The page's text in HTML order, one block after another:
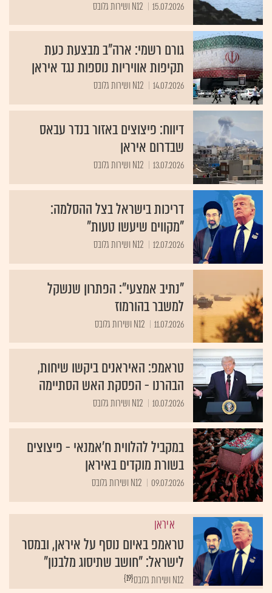
15.07.2026 N12 ושירות גלובס
גורם רשמי: ארה"ב מבצעת כעת
תקיפות אוויריות נוספות נגד איראן
14.07.2026 N12 ושירות גלובס
דיווח: פיצוצים באזור בנדר עבאס
שבדרום איראן
13.07.2026 N12 ושירות גלובס
דריכות בישראל בצל ההסלמה:
"מקווים שיעשו טעות"
12.07.2026 N12 ושירות גלובס
"נתיב אמצעי": הפתרון שנשקל
למשבר בהורמוז
11.07.2026 N12 ושירות גלובס
טראמפ: האיראנים ביקשו שיחות,
הבהרנו - הפסקת האש הסתיימה
10.07.2026 N12 ושירות גלובס
במקביל להלווית ח'אמנאי - פיצוצים
בשורת מוקדים באיראן
09.07.2026 N12 ושירות גלובס
איראן
טראמפ באיום נוסף על איראן, ובמסר
לישראל: "חושב שתיסוג מלבנון"
{19} N12 ושירות גלובס